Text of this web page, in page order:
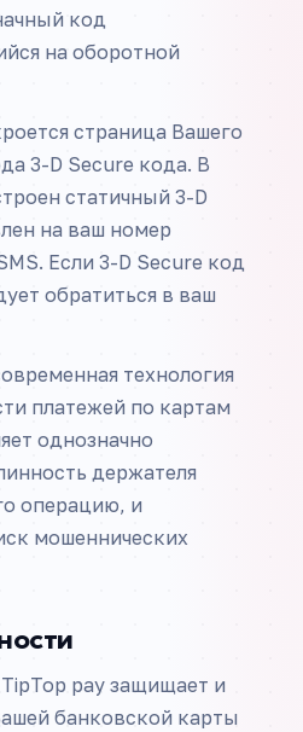
код
на оборотной
страница Вашего
3-D Secure кода. В
статичный 3-D
на ваш номер
Если 3-D Secure код
обратиться в ваш
технология
платежей по картам
однозначно
держателя
операцию, и
мошеннических
pay защищает и
банковской карты